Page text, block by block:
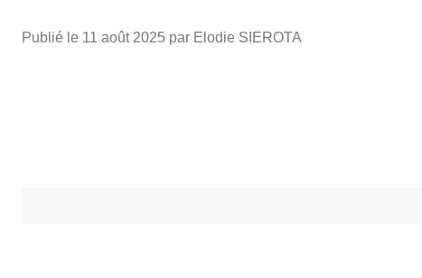
Publié le 11 août 2025 par Elodie SIEROTA